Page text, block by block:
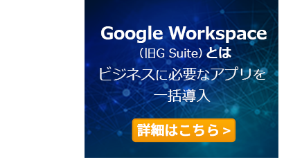
支援サービス
グループウェア
移行支援